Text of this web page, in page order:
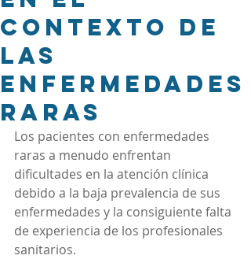
contexto de
las
enfermedades
raras
Los pacientes con enfermedades
raras a menudo enfrentan
dificultades en la atención clínica
debido a la baja prevalencia de sus
enfermedades y la consiguiente falta
de experiencia de los profesionales
sanitarios.